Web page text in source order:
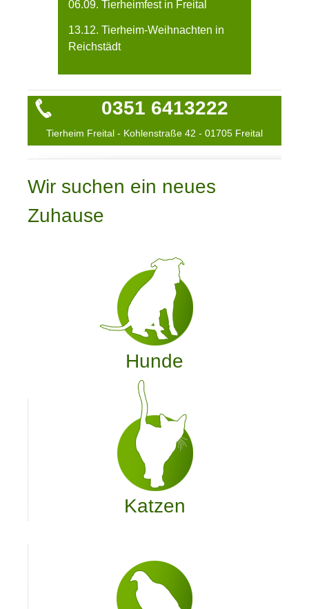
06.09. Tierheimfest in Freital
13.12. Tierheim-Weihnachten in
Reichstädt
0351 6413222
Tierheim Freital - Kohlenstraße 42 - 01705 Freital
Wir suchen ein neues
Zuhause
Hunde
Katzen